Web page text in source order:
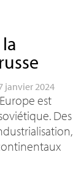
janvier 2024
est
Des